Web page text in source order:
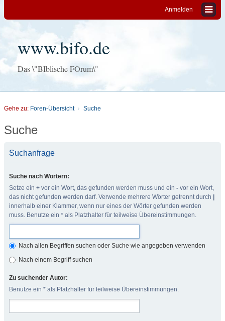
Anmelden
www.bifo.de
Das \"BIblische FOrum\"
Gehe zu: Foren-Übersicht Suche
Suche
Suchanfrage
Suche nach Wörtern:
Setze ein + vor ein Wort, das gefunden werden muss und ein - vor ein Wort,
das nicht gefunden werden darf. Verwende mehrere Wörter getrennt durch
innerhalb einer Klammer, wenn nur eines der Wörter gefunden werden
muss. Benutze ein * als Platzhalter für teilweise Übereinstimmungen.
Nach allen Begriffen suchen oder Suche wie angegeben verwenden
Nach einem Begriff suchen
Zu suchender Autor:
Benutze ein * als Platzhalter für teilweise Übereinstimmungen.